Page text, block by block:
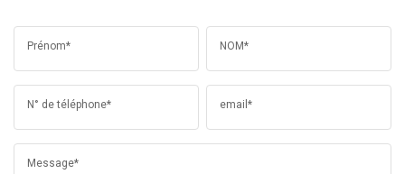
Prénom* NOM*
N° de téléphone* email*
Message*